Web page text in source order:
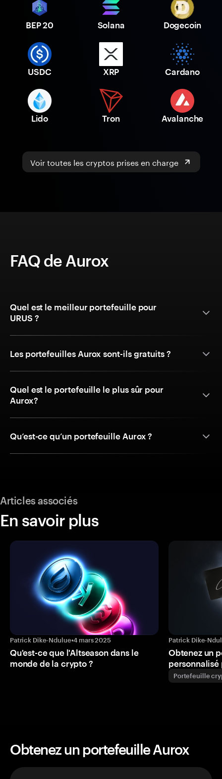
BEP 20 Solana Dogecoin
USDC XRP Cardano
Lido Tron Avalanche
Voir toutes les cryptos prises en charge
FAQ de Aurox
Quel est le meilleur portefeuille pour
URUS ?
Les portefeuilles Aurox sont-ils gratuits ?
Quel est le portefeuille le plus sûr pour
Aurox?
Qu’est-ce qu’un portefeuille Aurox ?
Articles associés
En savoir plus
Patrick Dike-Ndulue•4 mars 2025
Qu'est-ce que l'Altseason dans le
monde de la crypto ?
Patrick Dike-
Obtenez un
personnalisé
Portefeuille
Obtenez un portefeuille Aurox